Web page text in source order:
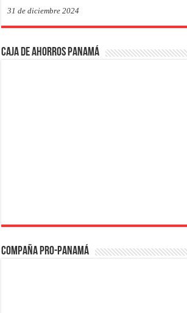
31 de diciembre 2024
Caja de Ahorros Panamá
Compaña PRO-Panamá